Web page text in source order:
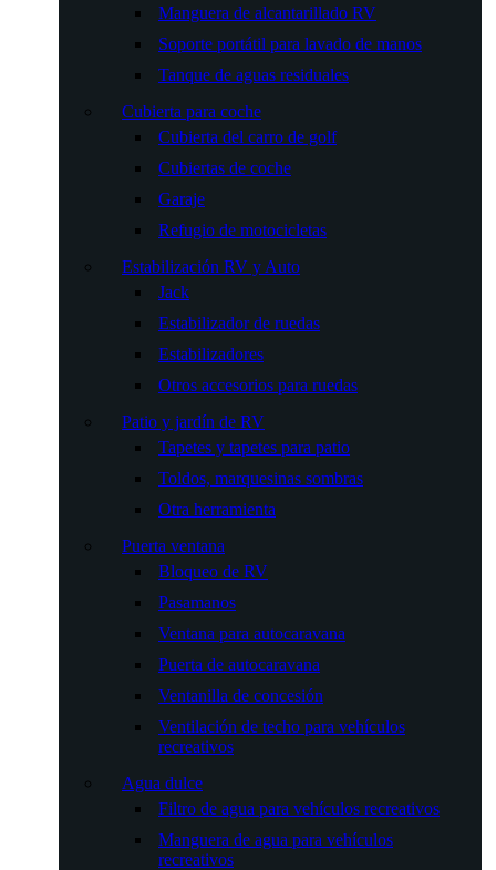
Manguera de alcantarillado RV
Soporte portátil para lavado de manos
Tanque de aguas residuales
Cubierta para coche
Cubierta del carro de golf
Cubiertas de coche
Garaje
Refugio de motocicletas
Estabilización RV y Auto
Jack
Estabilizador de ruedas
Estabilizadores
Otros accesorios para ruedas
Patio y jardín de RV
Tapetes y tapetes para patio
Toldos, marquesinas sombras
Otra herramienta
Puerta ventana
Bloqueo de RV
Pasamanos
Ventana para autocaravana
Puerta de autocaravana
Ventanilla de concesión
Ventilación de techo para vehículos
recreativos
Agua dulce
Filtro de agua para vehículos recreativos
Manguera de agua para vehículos
recreativos